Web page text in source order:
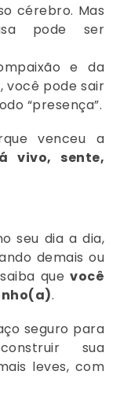
cérebro. Mas
pode ser
e da
você pode sair
“presença”.
venceu a
vivo, sente,
seu dia a dia,
demais ou
que você
.
seguro para
sua
leves, com